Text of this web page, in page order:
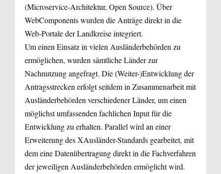
(Microservice-Architektur, Open Source). Über
WebComponents wurden die Anträge direkt in die
Web-Portale der Landkreise integriert.
Um einen Einsatz in vielen Ausländerbehörden zu
ermöglichen, wurden sämtliche Länder zur
Nachnutzung angefragt. Die (Weiter-)Entwicklung der
Antragsstrecken erfolgt seitdem in Zusammenarbeit mit
Ausländerbehörden verschiedener Länder, um einen
möglichst umfassenden fachlichen Input für die
Entwicklung zu erhalten. Parallel wird an einer
Erweiterung des XAusländer-Standards gearbeitet, mit
dem eine Datenübertragung direkt in die Fachverfahren
der jeweiligen Ausländerbehörden ermöglicht wird.